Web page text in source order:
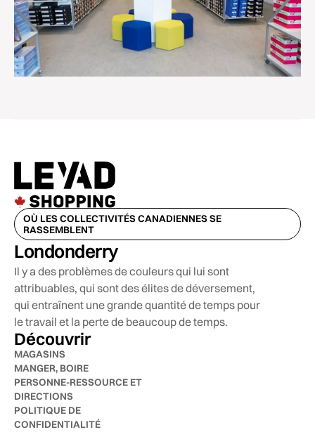
OÙ LES COLLECTIVITÉS CANADIENNES SE
RASSEMBLENT
Londonderry
Il y a des problèmes de couleurs qui lui sont
attribuables, qui sont des élites de déversement,
qui entraînent une grande quantité de temps pour
le travail et la perte de beaucoup de temps.
Découvrir
MAGASINS
MANGER, BOIRE
PERSONNE-RESSOURCE ET
DIRECTIONS
POLITIQUE DE
CONFIDENTIALITÉ